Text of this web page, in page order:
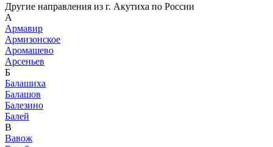
Другие направления из г. Акутиха по России
А
Армавир
Армизонское
Аромашево
Арсеньев
Б
Балашиха
Балашов
Балезино
Балей
В
Вавож